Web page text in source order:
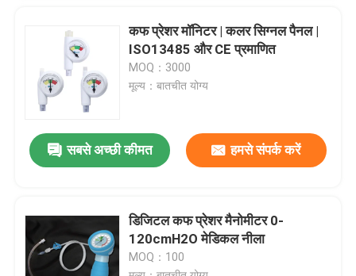
गुणवत्ता नियंत्रण
हमसे संपर्क करें
समाचार
सभी मामलों
एक बोली का अनुरोध
कफ प्रेशर मॉनिटर | कलर सिग्नल पैनल |
ISO13485 और CE प्रमाणित
MOQ：3000
मूल्य：बातचीत योग्य
सबसे अच्छी कीमत हमसे संपर्क करें
डिजिटल कफ प्रेशर मैनोमीटर 0-
120cmH2O मेडिकल नीला
MOQ：100